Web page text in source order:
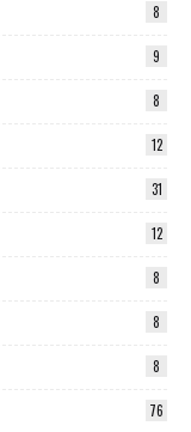
8
9
8
12
31
12
8
8
8
76